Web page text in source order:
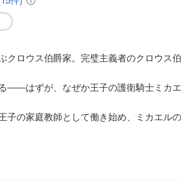
ロウス伯爵家。完璧主義者のクロウス
――はずが、なぜか王子の護衛騎士ミカ
子の家庭教師として働き始め、ミカエ